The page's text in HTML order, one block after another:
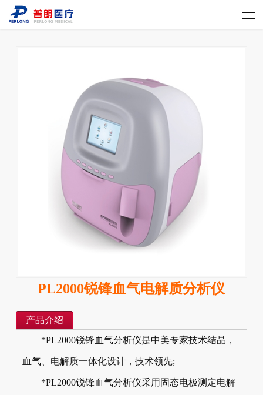
乐动官方网站
PL2000锐锋血气电解质分析仪
产品介绍
*PL2000锐锋血气分析仪是中美专家技术结晶，
血气、电解质一体化设计，技术领先;
*PL2000锐锋血气分析仪采用固态电极测定电解